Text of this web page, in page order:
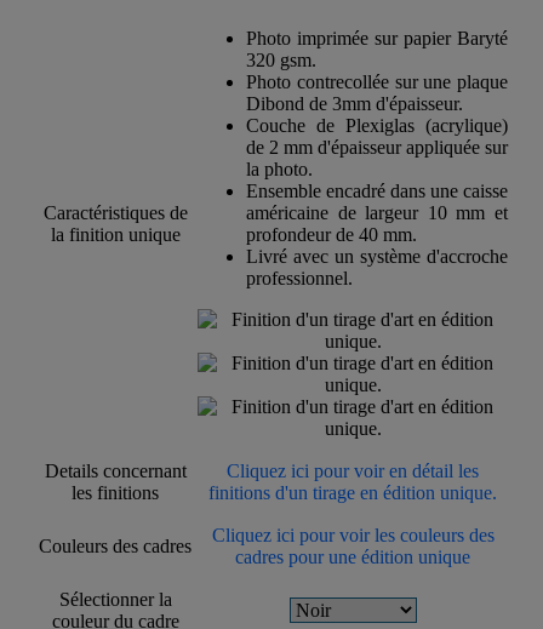
Caractéristiques de
la finition unique
Photo imprimée sur papier Baryté
320 gsm.
Photo contrecollée sur une plaque
Dibond de 3mm d'épaisseur.
Couche de Plexiglas (acrylique)
de 2 mm d'épaisseur appliquée sur
la photo.
Ensemble encadré dans une caisse
américaine de largeur 10 mm et
profondeur de 40 mm.
Livré avec un système d'accroche
professionnel.
Details concernant
les finitions
Cliquez ici pour voir en détail les
finitions d'un tirage en édition unique.
Couleurs des cadres
Cliquez ici pour voir les couleurs des
cadres pour une édition unique
Sélectionner la
couleur du cadre